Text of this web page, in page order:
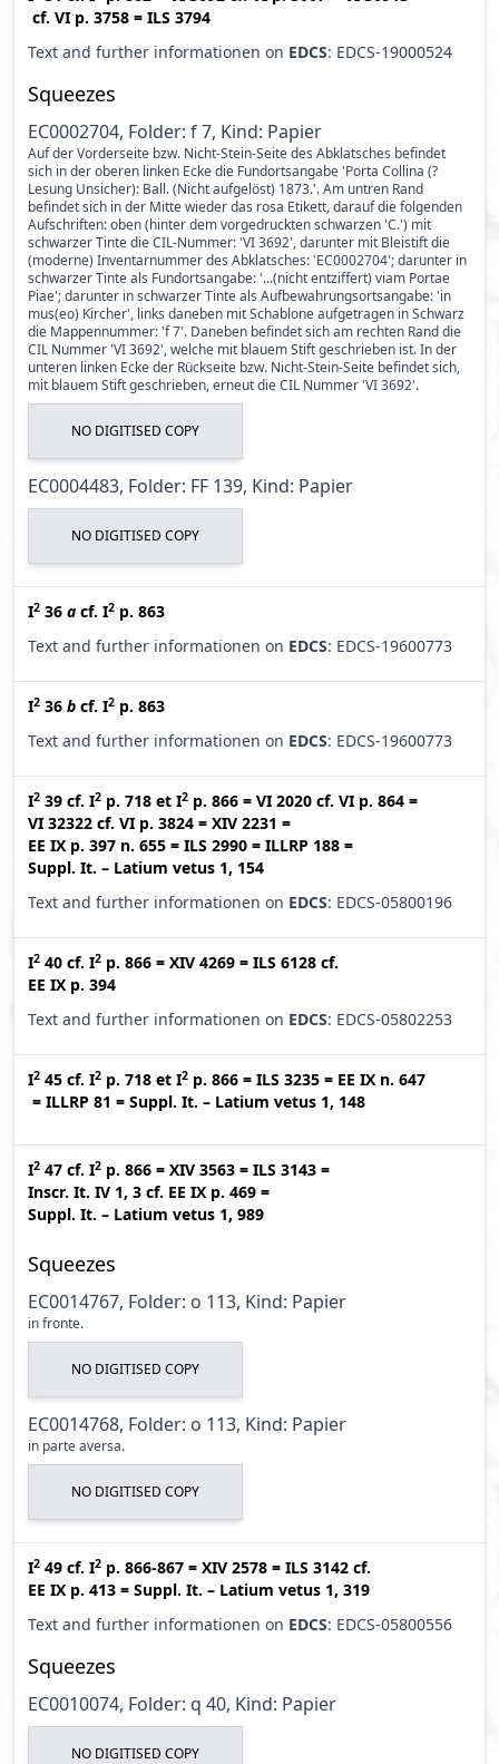
cf. VI p. 3758 = ILS 3794
Text and further informationen on EDCS: EDCS-19000524
Squeezes
EC0002704, Folder: f 7, Kind: Papier
Auf der Vorderseite bzw. Nicht-Stein-Seite des Abklatsches befindet
sich in der oberen linken Ecke die Fundortsangabe 'Porta Collina (?
Lesung Unsicher): Ball. (Nicht aufgelöst) 1873.'. Am untren Rand
befindet sich in der Mitte wieder das rosa Etikett, darauf die folgenden
Aufschriften: oben (hinter dem vorgedruckten schwarzen 'C.') mit
schwarzer Tinte die CIL-Nummer: 'VI 3692', darunter mit Bleistift die
(moderne) Inventarnummer des Abklatsches: 'EC0002704'; darunter in
schwarzer Tinte als Fundortsangabe: '...(nicht entziffert) viam Portae
Piae'; darunter in schwarzer Tinte als Aufbewahrungsortsangabe: 'in
mus(eo) Kircher', links daneben mit Schablone aufgetragen in Schwarz
die Mappennummer: 'f 7'. Daneben befindet sich am rechten Rand die
CIL Nummer 'VI 3692', welche mit blauem Stift geschrieben ist. In der
unteren linken Ecke der Rückseite bzw. Nicht-Stein-Seite befindet sich,
mit blauem Stift geschrieben, erneut die CIL Nummer 'VI 3692'.
NO DIGITISED COPY
EC0004483, Folder: FF 139, Kind: Papier
NO DIGITISED COPY
I2 36 a cf. I2 p. 863
Text and further informationen on EDCS: EDCS-19600773
I2 36 b cf. I2 p. 863
Text and further informationen on EDCS: EDCS-19600773
I2 39 cf. I2 p. 718 et I2 p. 866 = VI 2020 cf. VI p. 864 =
VI 32322 cf. VI p. 3824 = XIV 2231 =
EE IX p. 397 n. 655 = ILS 2990 = ILLRP 188 =
Suppl. It. – Latium vetus 1, 154
Text and further informationen on EDCS: EDCS-05800196
I2 40 cf. I2 p. 866 = XIV 4269 = ILS 6128 cf.
EE IX p. 394
Text and further informationen on EDCS: EDCS-05802253
I2 45 cf. I2 p. 718 et I2 p. 866 = ILS 3235 = EE IX n. 647
= ILLRP 81 = Suppl. It. – Latium vetus 1, 148
I2 47 cf. I2 p. 866 = XIV 3563 = ILS 3143 =
Inscr. It. IV 1, 3 cf. EE IX p. 469 =
Suppl. It. – Latium vetus 1, 989
Squeezes
EC0014767, Folder: o 113, Kind: Papier
in fronte.
NO DIGITISED COPY
EC0014768, Folder: o 113, Kind: Papier
in parte aversa.
NO DIGITISED COPY
I2 49 cf. I2 p. 866-867 = XIV 2578 = ILS 3142 cf.
EE IX p. 413 = Suppl. It. – Latium vetus 1, 319
Text and further informationen on EDCS: EDCS-05800556
Squeezes
EC0010074, Folder: q 40, Kind: Papier
NO DIGITISED COPY